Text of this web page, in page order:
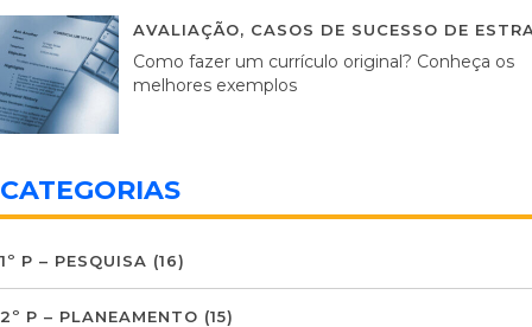
AVALIAÇÃO, CASOS DE SUCESSO DE
Como fazer um currículo original? Conheça os
melhores exemplos
CATEGORIAS
1º P – PESQUISA (16)
2º P – PLANEAMENTO (15)